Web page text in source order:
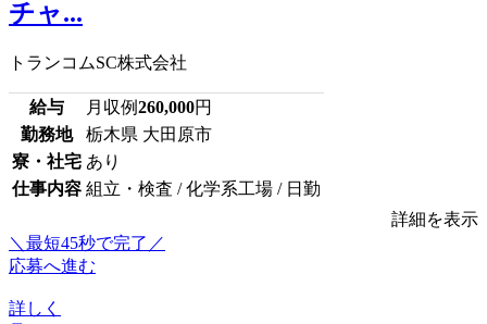
チャ...
トランコムSC株式会社
給与 月収例260,000円
勤務地
栃木県 大田原市
寮・社宅 あり
仕事内容 組立・検査 / 化学系工場 / 日勤
詳細を表示
＼最短45秒で完了／
応募へ進む
詳しく